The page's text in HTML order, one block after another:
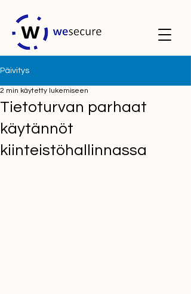
Päivitys
Tietoturvan parhaat
käytännöt
kiinteistöhallinnassa
2 min käytetty lukemiseen